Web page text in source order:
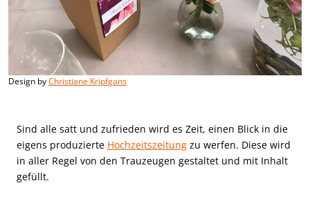
Design byChristiane Kripfgans
Sind alle satt und zufrieden wird es Zeit, einen Blick in die
eigens produzierte Hochzeitszeitung zu werfen. Diese wird
in aller Regel von den Trauzeugen gestaltet und mit Inhalt
gefüllt.